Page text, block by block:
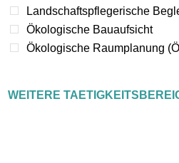
Landschaftspflegerische
Ökologische Bauaufsicht
Ökologische Raumplanung
WEITERE